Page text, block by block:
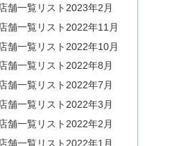
舗一覧リスト2023年2月
舗一覧リスト2022年11月
舗一覧リスト2022年10月
舗一覧リスト2022年8月
舗一覧リスト2022年7月
舗一覧リスト2022年3月
舗一覧リスト2022年2月
舗一覧リスト2022年1月